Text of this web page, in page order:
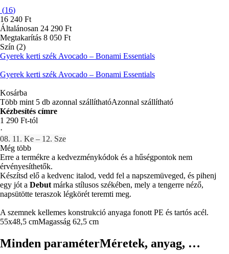
(16)
16 240 Ft
Általánosan 24 290 Ft
Megtakarítás 8 050 Ft
Szín (2)
Gyerek kerti szék Avocado – Bonami Essentials
Gyerek kerti szék Avocado – Bonami Essentials
Kosárba
Több mint 5 db azonnal szállíthatóAzonnal szállítható
Kézbesítés címre
1 290 Ft-tól
·
08. 11. Ke – 12. Sze
Még több
Erre a termékre a kedvezménykódok és a hűségpontok nem
érvényesíthetők.
Készítsd elő a kedvenc italod, vedd fel a napszemüveged, és pihenj
egy jót a Debut márka stílusos székében, mely a tengerre néző,
napsütötte teraszok légkörét teremti meg.
A szemnek kellemes konstrukció anyaga fonott PE és tartós acél.
55x48,5 cmMagasság 62,5 cm
Minden paraméterMéretek, anyag, …